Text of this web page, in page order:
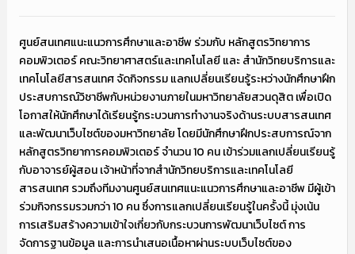
ศูนย์สนเทศแนะแนวการศึกษาและอาชีพ ร่วมกับ หลักสูตรวิทยาการ
คอมพิวเตอร์ คณะวิทยาศาสตร์และเทคโนโลยี และ สำนักวิทยบริการและ
เทคโนโลยีสารสนเทศ จัดกิจกรรม แลกเปลี่ยนเรียนรู้ระหว่างนักศึกษาฝึก
ประสบการณ์วิชาชีพกับหน่วยงานภายในมหาวิทยาลัยสวนดุสิต เพื่อเปิด
โอกาสให้นักศึกษาได้เรียนรู้กระบวนการทำงานจริงด้านระบบสารสนเทศ
และพัฒนาเว็บไซต์ของมหาวิทยาลัย โดยมีนักศึกษาฝึกประสบการณ์จาก
หลักสูตรวิทยาการคอมพิวเตอร์ จำนวน 10 คน เข้าร่วมแลกเปลี่ยนเรียนรู้
กับอาจารย์ผู้สอน เจ้าหน้าที่จากสำนักวิทยบริการและเทคโนโลยี
สารสนเทศ รวมถึงทีมงานศูนย์สนเทศแนะแนวการศึกษาและอาชีพ มีผู้เข้า
ร่วมกิจกรรมรวมกว่า 10 คน ซึ่งการแลกเปลี่ยนเรียนรู้ในครั้งนี้ มุ่งเน้น
การเสริมสร้างความเข้าใจเกี่ยวกับกระบวนการพัฒนาเว็บไซต์ การ
จัดการฐานข้อมูล และการนำเสนอเนื้อหาผ่านระบบเว็บไซต์ของ